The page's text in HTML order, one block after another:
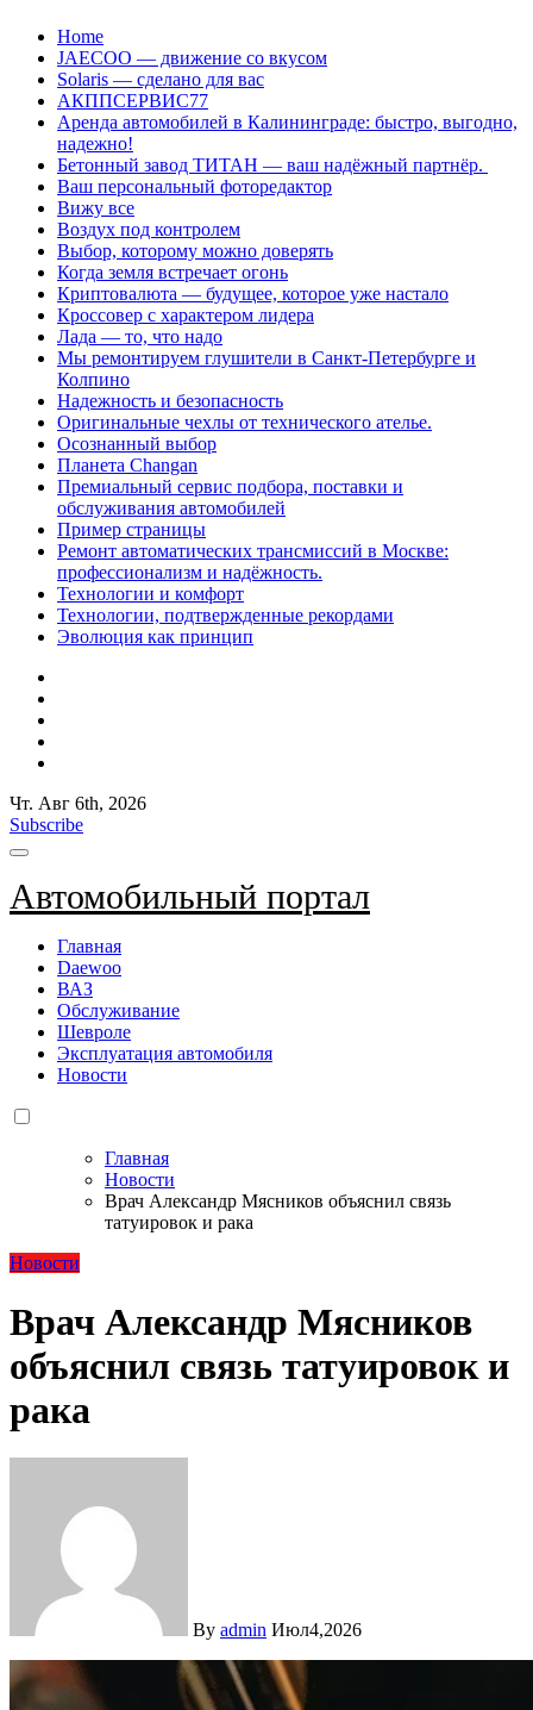
Перейти
содержанию
Home
JAECOO — движение со вкусом
Solaris — сделано для вас
АКППСЕРВИС77
Аренда автомобилей в Калининграде: быстро, выгодно,
надежно!
Бетонный завод ТИТАН — ваш надёжный партнёр.
Ваш персональный фоторедактор
Вижу все
Воздух под контролем
Выбор, которому можно доверять
Когда земля встречает огонь
Криптовалюта — будущее, которое уже настало
Кроссовер с характером лидера
Лада — то, что надо
Мы ремонтируем глушители в Санкт-Петербурге и
Колпино
Надежность и безопасность
Оригинальные чехлы от технического ателье.
Осознанный выбор
Планета Changan
Премиальный сервис подбора, поставки и
обслуживания автомобилей
Пример страницы
Ремонт автоматических трансмиссий в Москве:
профессионализм и надёжность.
Технологии и комфорт
Технологии, подтвержденные рекордами
Эволюция как принцип
Чт. Авг 6th, 2026
Subscribe
Автомобильный портал
Главная
Daewoo
ВАЗ
Обслуживание
Шевроле
Эксплуатация автомобиля
Новости
Главная
Новости
Врач Александр Мясников объяснил связь
татуировок и рака
Новости
Врач Александр Мясников
объяснил связь татуировок и
рака
By admin Июл4,2026